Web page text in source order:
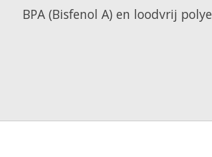
BPA (Bisfenol A) en loodvrij